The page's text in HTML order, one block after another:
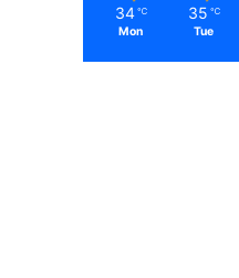
34 ℃
Mon
35 ℃
Tue